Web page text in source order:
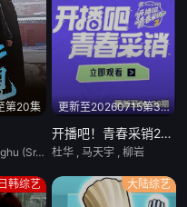
第20集
Journey to Jianghu (Sr.2)
更新至20260715第30期
开播吧！青春采销2026
杜华 , 马天宇 , 柳岩
日韩综艺 大陆综艺